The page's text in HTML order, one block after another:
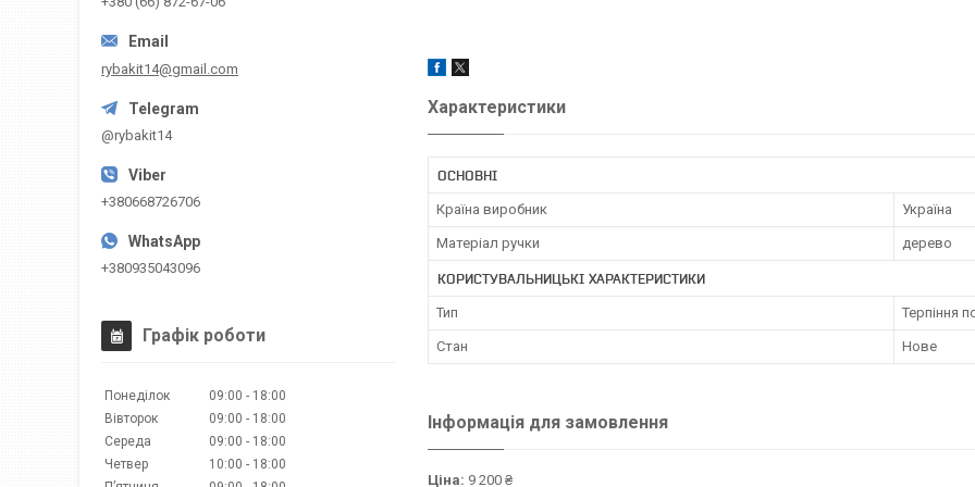
Характеристики
ОСНОВНІ
Країна виробник Україна
Матеріал ручки дерево
КОРИСТУВАЛЬНИЦЬКІ ХАРАКТЕРИСТИКИ
Тип Терпіння
Стан Нове
Інформація для замовлення
Ціна: 9 200 ₴
rybakit14@gmail.com
@rybakit14
+380668726706
+380935043096
Графік роботи
Понеділок 09:00
18:00
Вівторок
09:00
18:00
Середа
09:00
18:00
Четвер
10:00
18:00